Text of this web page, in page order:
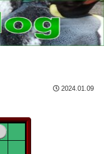
2024.01.09